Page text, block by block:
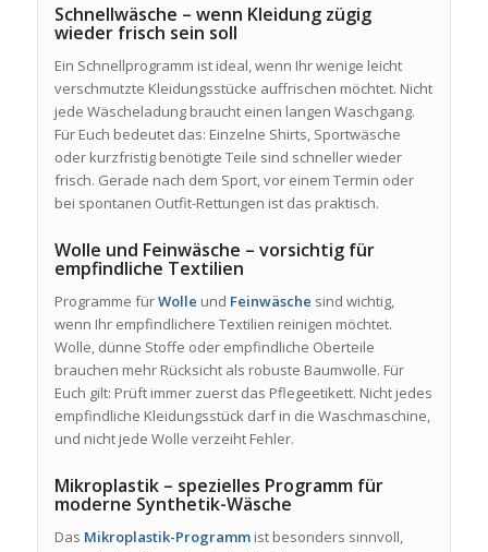
Schnellwäsche – wenn Kleidung zügig
wieder frisch sein soll
Ein Schnellprogramm ist ideal, wenn Ihr wenige leicht
verschmutzte Kleidungsstücke auffrischen möchtet. Nicht
jede Wäscheladung braucht einen langen Waschgang.
Für Euch bedeutet das: Einzelne Shirts, Sportwäsche
oder kurzfristig benötigte Teile sind schneller wieder
frisch. Gerade nach dem Sport, vor einem Termin oder
bei spontanen Outfit-Rettungen ist das praktisch.
Wolle und Feinwäsche – vorsichtig für
empfindliche Textilien
Programme fürWolle und Feinwäsche sind wichtig,
wenn Ihr empfindlichere Textilien reinigen möchtet.
Wolle, dünne Stoffe oder empfindliche Oberteile
brauchen mehr Rücksicht als robuste Baumwolle. Für
Euch gilt: Prüft immer zuerst das Pflegeetikett. Nicht jedes
empfindliche Kleidungsstück darf in die Waschmaschine,
und nicht jede Wolle verzeiht Fehler.
Mikroplastik – spezielles Programm für
moderne Synthetik-Wäsche
Das Mikroplastik-Programmist besonders sinnvoll,